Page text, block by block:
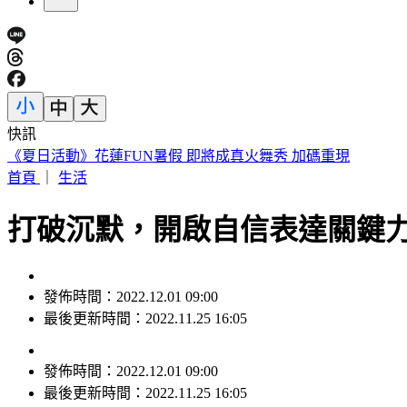
快訊
快訊／永和豆漿「豆哥」林炳生病逝！享壽70歲 集團悲痛證
首頁
生活
打破沉默，開啟自信表達關鍵
發佈時間：2022.12.01 09:00
最後更新時間：2022.11.25 16:05
發佈時間： 2022.12.01 09:00
最後更新時間： 2022.11.25 16:05